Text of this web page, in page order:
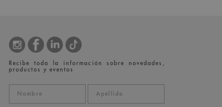
Recibe toda la información sobre novedades,
productos y eventos